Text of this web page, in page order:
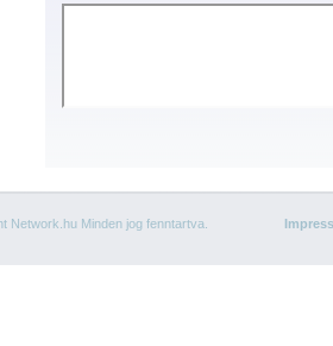
Network.hu Minden jog fenntartva.